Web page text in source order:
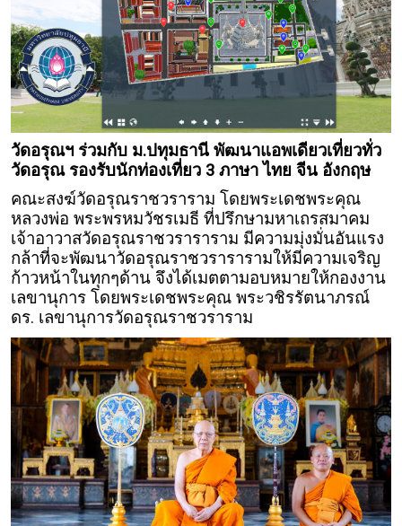
วัดอรุณฯ ร่วมกับ ม.ปทุมธานี พัฒนาแอพเดียวเที่ยวทั่ว
วัดอรุณ รองรับนักท่องเที่ยว 3 ภาษา ไทย จีน อังกฤษ
คณะสงฆ์วัดอรุณราชวราราม โดยพระเดชพระคุณ
หลวงพ่อ พระพรหมวัชรเมธี ที่ปรึกษามหาเถรสมาคม
เจ้าอาวาสวัดอรุณราชวราราราม มีความมุ่งมั่นอันแรง
กล้าที่จะพัฒนาวัดอรุณราชวรารารามให้มีความเจริญ
ก้าวหน้าในทุกๆด้าน จึงได้เมตตามอบหมายให้กองงาน
เลขานุการ โดยพระเดชพระคุณ พระวชิรรัตนาภรณ์
ดร. เลขานุการวัดอรุณราชวราราม